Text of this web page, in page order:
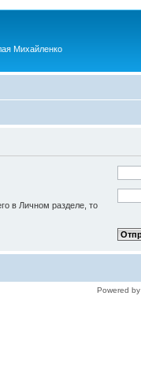
Михайленко
в Личном разделе, то
Powered by